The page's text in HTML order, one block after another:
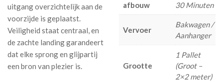
uitgang overzichtelijk aan de
voorzijde is geplaatst.
Veiligheid staat centraal, en
de zachte landing garandeert
dat elke sprong en glijpartij
een bron van plezier is.
afbouw
30 Minuten
Vervoer
Bakwagen /
Aanhanger
Grootte
1 Pallet
(Groot –
2×2 meter)